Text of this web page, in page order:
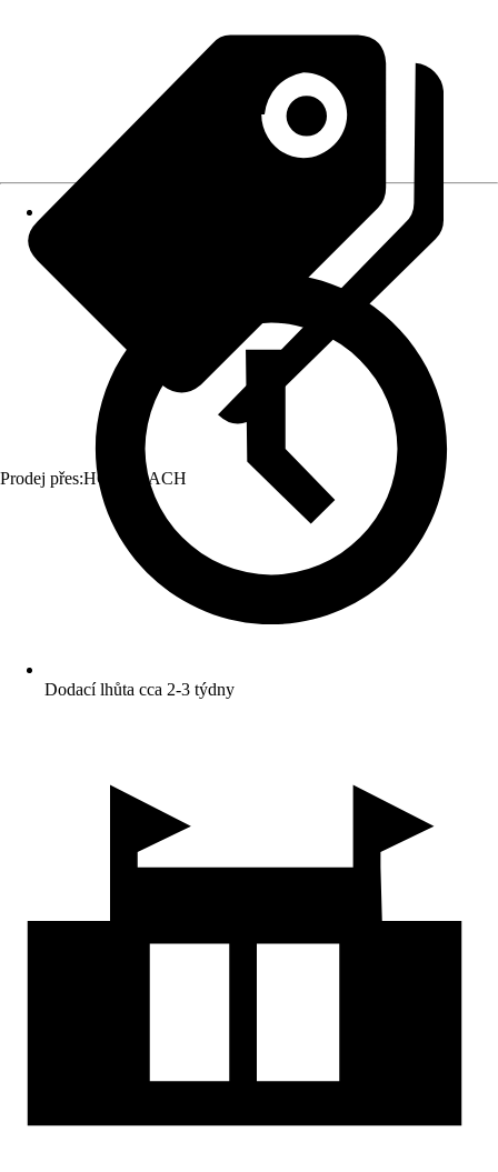
Prodej přes:HORNBACH
Dodací lhůta cca 2-3 týdny